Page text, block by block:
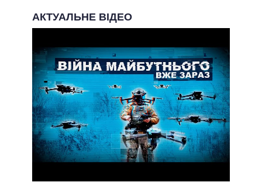
АКТУАЛЬНЕ ВІДЕО